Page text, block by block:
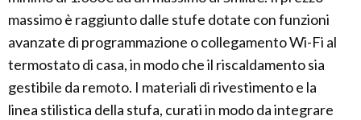
massimo è raggiunto dalle stufe dotate con funzioni
avanzate di programmazione o collegamento Wi-Fi al
termostato di casa, in modo che il riscaldamento sia
gestibile da remoto. I materiali di rivestimento e la
linea stilistica della stufa, curati in modo da integrare